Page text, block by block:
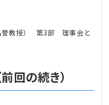
運用
想定される指摘事項
誉教授） 第3部 理事会と
回の続き）